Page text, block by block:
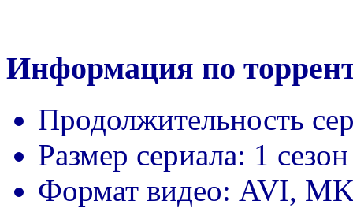
Информация по
Продолжительность
Размер сериала: 1
Формат видео: AVI,